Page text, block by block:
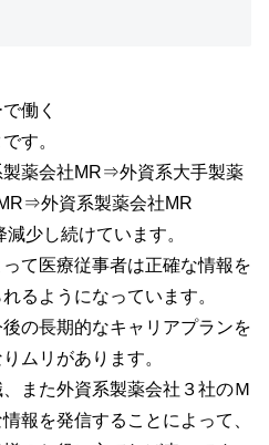
働く
す。
薬会社MR⇒外資系大手製薬
外資系製薬会社MR
少し続けています。
て医療従事者は正確な情報を
るようになっています。
の長期的なキャリアプランを
ムリがあります。
また外資系製薬会社３社のＭ
報を発信することによって、